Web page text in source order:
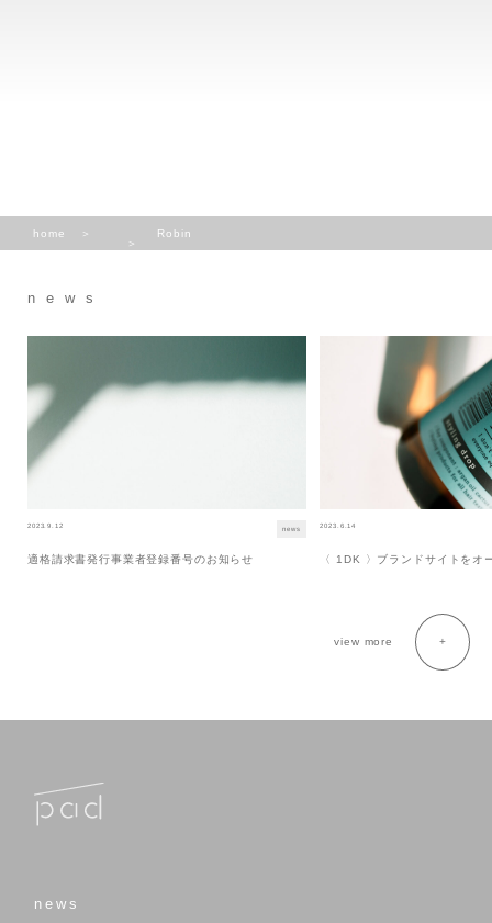
home Robin
news
2023.9.12 news
適格請求書発行事業者登録番号のお知らせ
2023.6.14
〈 1DK 〉ブランドサイトをオ
view more
news